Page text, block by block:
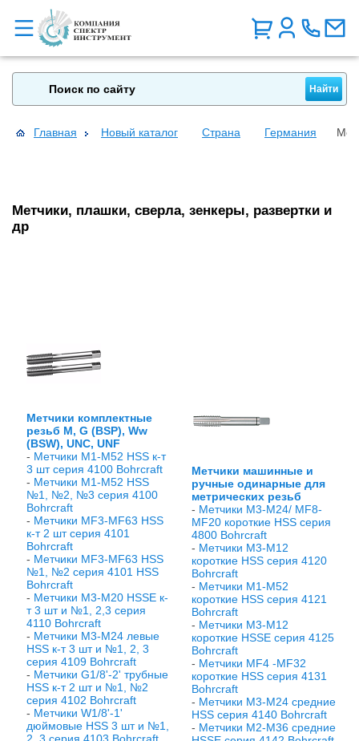
Главная Новый каталог Страна Германия
Метчики, плашки, сверла, зенкеры, развертки и
др
Метчики комплектные
резьб М, G (BSP), Ww
(BSW), UNC, UNF
- Метчики М1-М52 HSS к-т
3 шт серия 4100 Bohrcraft
- Метчики М1-М52 HSS
№1, №2, №3 серия 4100
Bohrcraft
- Метчики MF3-MF63 HSS
к-т 2 шт серия 4101
Bohrcraft
- Метчики MF3-MF63 HSS
№1, №2 серия 4101 HSS
Bohrcraft
- Метчики М3-М20 HSSE к-
т 3 шт и №1, 2,3 серия
4110 Bohrcraft
- Метчики М3-М24 левые
HSS к-т 3 шт и №1, 2, 3
серия 4109 Bohrcraft
- Метчики G1/8'-2' трубные
HSS к-т 2 шт и №1, №2
серия 4102 Bohrcraft
- Метчики W1/8'-1'
дюймовые HSS 3 шт и №1,
Метчики машинные и
ручные одинарные для
метрических резьб
- Метчики М3-М24/ MF8-
MF20 короткие HSS серия
4800 Bohrcraft
- Метчики М3-М12
короткие HSS серия 4120
Bohrcraft
- Метчики М1-М52
короткие HSS серия 4121
Bohrcraft
- Метчики М3-М12
короткие HSSE серия 4125
Bohrcraft
- Метчики МF4 -МF32
короткие HSS серия 4131
Bohrcraft
- Метчики М3-М24 средние
HSS серия 4140 Bohrcraft
- Метчики М2-М36 средние